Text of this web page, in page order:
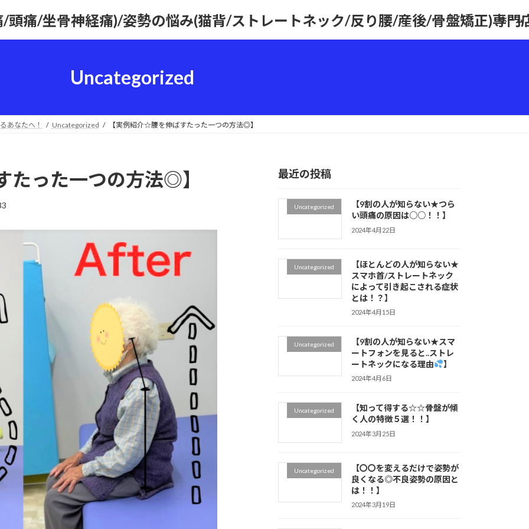
頭痛/坐骨神経痛)/姿勢の悩み(猫背/ストレートネック/反り腰/産後/骨盤矯正)専ホーム
Uncategorized
あなたへ！ Uncategorized 【実例紹介☆腰を伸ばすたった一つの方法◎】
った一つの方法◎】 最近の投稿
Uncategorized
【9割の人が知らない★つら
い頭痛の原因は○○！！】
2024年4月22日
Uncategorized
【ほとんどの人が知らない★
スマホ首/ストレートネック
によって引き起こされる症状
とは！？】
2024年4月15日
Uncategorized
【9割の人が知らない★スマ
ートフォンを見ると..ストレ
ートネックになる理由
】
2024年4月6日
Uncategorized
【知って得する☆☆骨盤が傾
く人の特徴５選！！】
2024年3月25日
Uncategorized
【〇〇を変えるだけで姿勢が
良くなる◎不良姿勢の原因と
は！！】
2024年3月19日